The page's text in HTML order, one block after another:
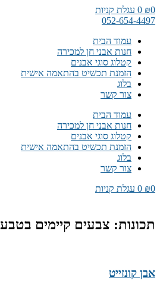
דלג
לתוכן
₪0
0 עגלת קניות
052-654-4497
עמוד הבית
חנות אבני חן למכירה
קטלוג סוגי אבנים
הזמנת תכשיט בהתאמה אישית
בלוג
צור קשר
עמוד הבית
חנות אבני חן למכירה
קטלוג סוגי אבנים
הזמנת תכשיט בהתאמה אישית
בלוג
צור קשר
₪0
0 עגלת קניות
תכונות: צבעים קיימים בטבע
אבן קונזייט